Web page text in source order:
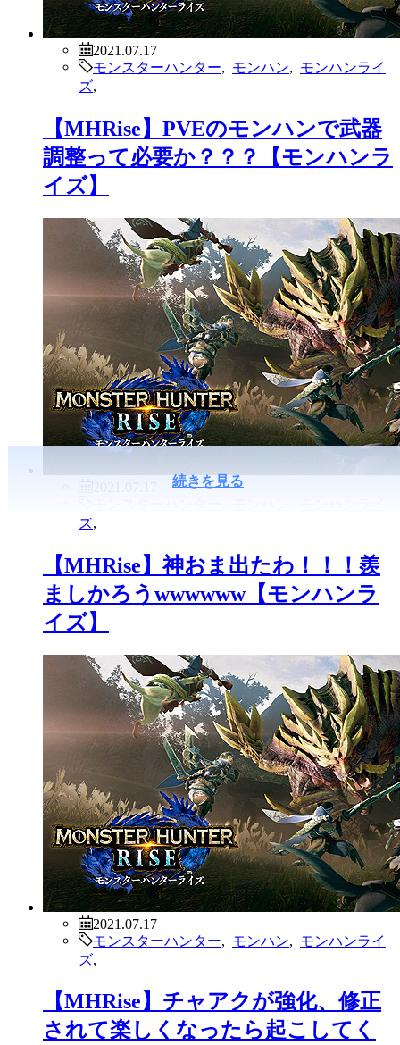
続きを見る
2021.07.17
モンスターハンター
モンハン
モンハンライ
ズ
【MHRise】PVEのモンハンで武器
調整って必要か？？？【モンハンラ
イズ】
ズ
【MHRise】神おま出たわ！！！羨
ましかろうwwwwww【モンハンラ
イズ】
2021.07.17
モンスターハンター
モンハン
モンハンライ
ズ
【MHRise】チャアクが強化、修正
されて楽しくなったら起こしてく